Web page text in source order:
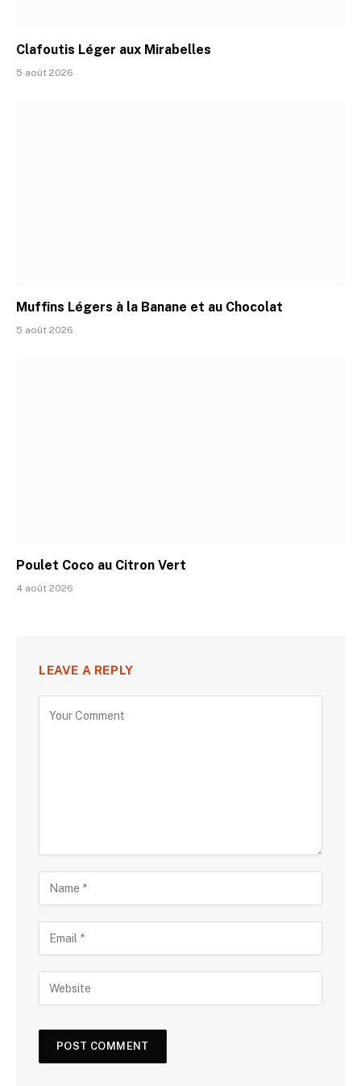
Clafoutis Léger aux Mirabelles
5 août 2026
Muffins Légers à la Banane et au Chocolat
5 août 2026
Poulet Coco au Citron Vert
4 août 2026
LEAVE A REPLY